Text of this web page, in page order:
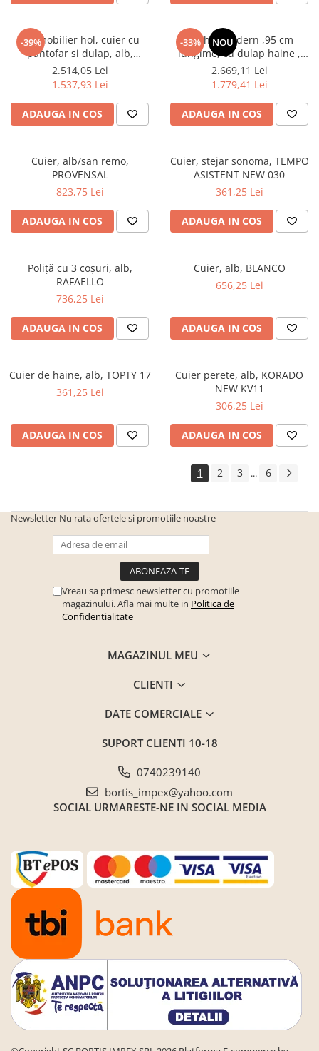
-39%
Set mobilier hol, cuier cu
pantofar si dulap, alb,
190x140x40 cm, Bortis Impex
2.514,05 Lei
1.537,93 Lei
ADAUGA IN COS
-33% NOU
Set hol modern ,95 cm
lungime, cu dulap haine ,
pantofar si panouri tapitate
stofa maro/ alb, Bortis
2.669,11 Lei
1.779,41 Lei
ADAUGA IN COS
Cuier, alb/san remo,
PROVENSAL
823,75 Lei
ADAUGA IN COS
Cuier, stejar sonoma, TEMPO
ASISTENT NEW 030
361,25 Lei
ADAUGA IN COS
Poliţă cu 3 coşuri, alb,
RAFAELLO
736,25 Lei
ADAUGA IN COS
Cuier, alb, BLANCO
656,25 Lei
ADAUGA IN COS
Cuier de haine, alb, TOPTY 17
361,25 Lei
ADAUGA IN COS
Cuier perete, alb, KORADO
NEW KV11
306,25 Lei
ADAUGA IN COS
1 2 3 ... 6
Newsletter Nu rata ofertele si promotiile noastre
Vreau sa primesc newsletter cu promotiile
magazinului. Afla mai multe in Politica de
Confidentialitate
MAGAZINUL MEU
CLIENTI
DATE COMERCIALE
SUPORT CLIENTI 10-18
0740239140
bortis_impex@yahoo.com
SOCIAL URMARESTE-NE IN SOCIAL MEDIA